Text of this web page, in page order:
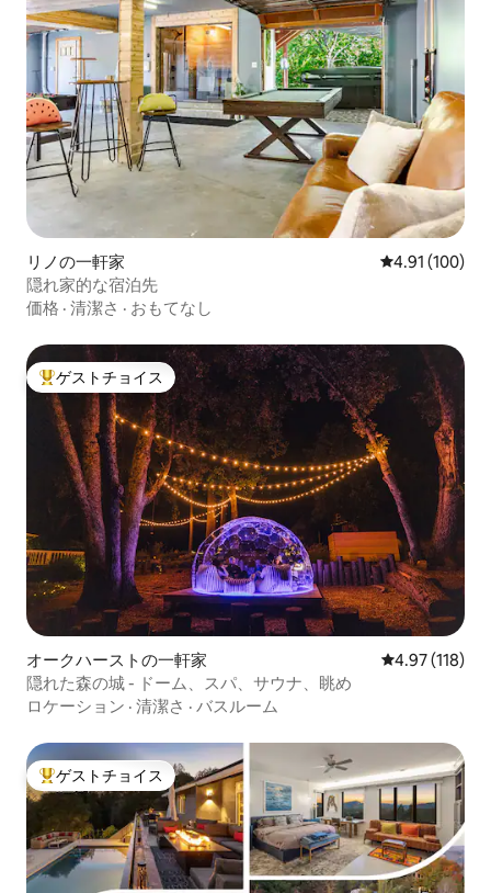
リノの一軒家 レビュー100
4.91 (100)
隠れ家的な宿泊先
価格 · 清潔さ · おもてなし
大好評のゲストチョイスです。
ゲストチョイス
オークハーストの一軒家 レビュー118
4.97 (118)
隠れた森の城 - ドーム、スパ、サウナ、眺め
ロケーション · 清潔さ · バスルーム
大好評のゲストチョイスです。
ゲストチョイス